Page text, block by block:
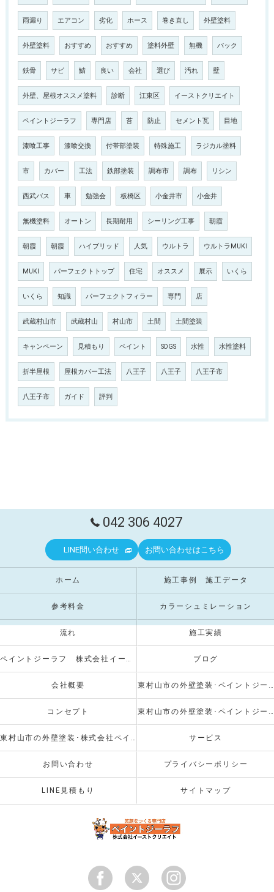
雨漏り エアコン 劣化 ホース 巻き直し 外壁塗料
外壁塗料 おすすめ おすすめ 塗料外壁 無機 パック
鉄骨 サビ 鯖 良い 会社 選び 汚れ 壁
外壁、屋根オススメ塗料 診断 江東区 イーストクリエイト
ペイントジーラフ 専門店 苔 防止 セメント瓦 目地
漆喰工事 漆喰交換 付帯部塗装 特殊施工 ラジカル塗料
市 カバー 工法 鉄部塗装 調布市 調布 リシン
西武バス 車 勉強会 板橋区 小金井市 小金井
無機塗料 オートン 長期耐用 シーリング工事 朝霞
朝霞 朝霞 ハイブリッド 人気 ウルトラ ウルトラMUKI
MUKI パーフェクトトップ 住宅 オススメ 展示 いくら
いくら 知識 パーフェクトフィラー 専門 店
武蔵村山市 武蔵村山 村山市 土間 土間塗装
キャンペーン 見積もり ペイント SDGS 水性 水性塗料
折半屋根 屋根カバー工法 八王子 八王子 八王子市
八王子市 ガイド 評判
042 306 4027
LINE問い合わせ お問い合わせはこちら
ホーム 施工事例 施工データ
参考料金 カラーシュミレーション
流れ 施工実績
ペイントジーラフ 株式会社イーストクリエイト ブログ
会社概要 東村山市の外壁塗装･ペイントジーラフの口コミ情報
コンセプト 東村山市の外壁塗装･ペイントジーラフのお客様の声
東村山市の外壁塗装･株式会社ペイントジーラフの評判 サービス
お問い合わせ プライバシーポリシー
LINE見積もり サイトマップ